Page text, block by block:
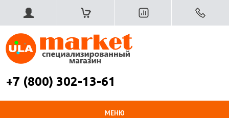
+7 (800) 302-13-61
МЕНЮ